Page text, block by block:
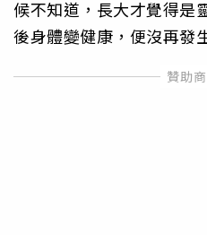
候不知道，長大才覺得是
後身體變健康，便沒再發